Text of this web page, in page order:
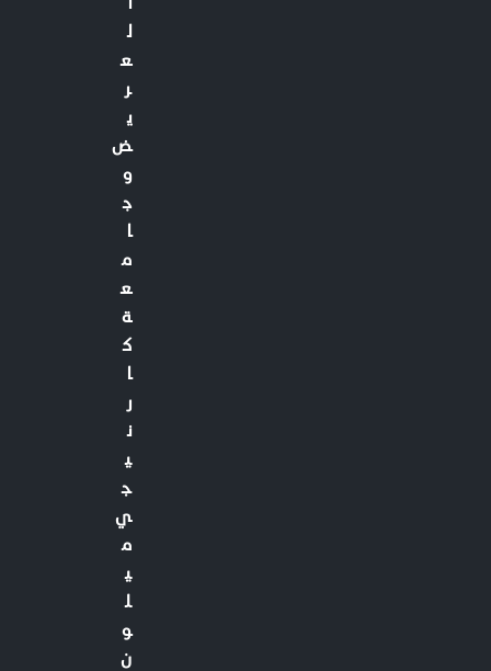
ل
ع
ر
ي
ض
و
ج
ا
م
ع
ة
ك
ا
ر
ن
ي
ج
ي
م
ي
ل
و
ن